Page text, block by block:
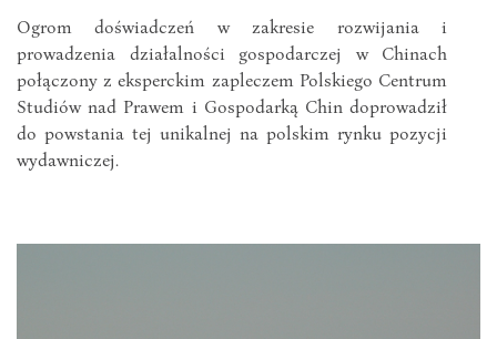
Ogrom doświadczeń w zakresie rozwijania i
prowadzenia działalności gospodarczej w Chinach
połączony z eksperckim zapleczem Polskiego Centrum
Studiów nad Prawem i Gospodarką Chin doprowadził
do powstania tej unikalnej na polskim rynku pozycji
wydawniczej.